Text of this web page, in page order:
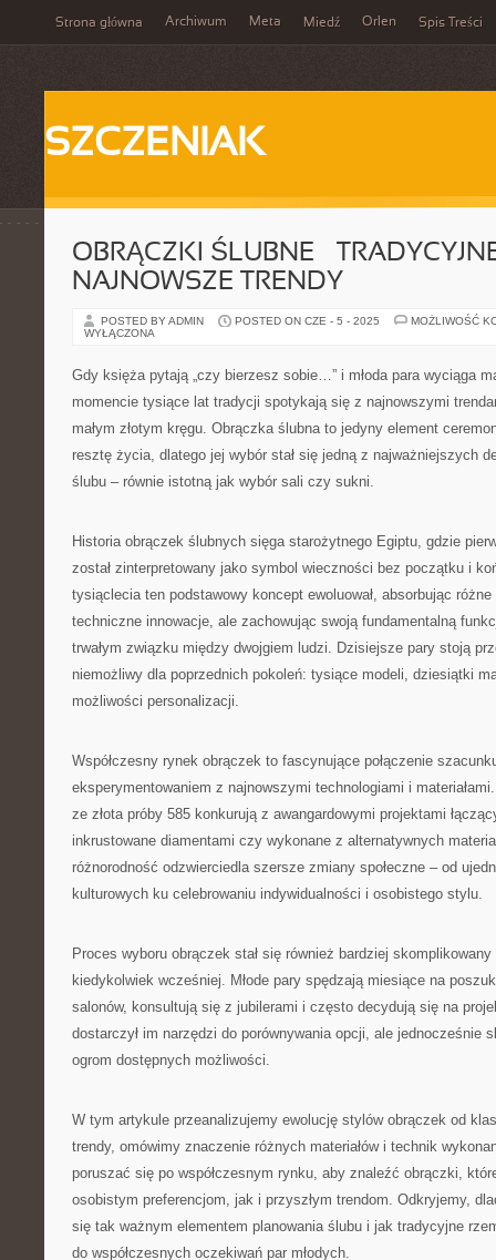
Strona główna Archiwum Meta Miedź Orlen Spis Treści
SZCZENIAK
OBRĄCZKI ŚLUBNE –
NAJNOWSZE TRENDY
POSTED BY ADMIN POSTED ON CZE - 5 - 2025
MOŻLIWOŚĆ
WYŁĄCZONA
Gdy księża pytają „czy bierzesz sobie…” i młoda para wyciąga
momencie tysiące lat tradycji spotykają się z najnowszymi
małym złotym kręgu. Obrączka ślubna to jedyny element
resztę życia, dlatego jej wybór stał się jedną z najważniejszych
ślubu – równie istotną jak wybór sali czy sukni.
Historia obrączek ślubnych sięga starożytnego Egiptu, gdzie
został zinterpretowany jako symbol wieczności bez początku i
tysiąclecia ten podstawowy koncept ewoluował, absorbując
techniczne innowacje, ale zachowując swoją fundamentalną
trwałym związku między dwojgiem ludzi. Dzisiejsze pary stoją
niemożliwy dla poprzednich pokoleń: tysiące modeli, dziesiątki
możliwości personalizacji.
Współczesny rynek obrączek to fascynujące połączenie
eksperymentowaniem z najnowszymi technologiami i
ze złota próby 585 konkurują z awangardowymi projektami
inkrustowane diamentami czy wykonane z alternatywnych
różnorodność odzwierciedla szersze zmiany społeczne – od
kulturowych ku celebrowaniu indywidualności i osobistego stylu.
Proces wyboru obrączek stał się również bardziej
kiedykolwiek wcześniej. Młode pary spędzają miesiące na
salonów, konsultują się z jubilerami i często decydują się na
dostarczył im narzędzi do porównywania opcji, ale jednocześnie
ogrom dostępnych możliwości.
W tym artykule przeanalizujemy ewolucję stylów obrączek od
trendy, omówimy znaczenie różnych materiałów i technik
poruszać się po współczesnym rynku, aby znaleźć obrączki,
osobistym preferencjom, jak i przyszłym trendom. Odkryjemy,
się tak ważnym elementem planowania ślubu i jak tradycyjne
do współczesnych oczekiwań par młodych.